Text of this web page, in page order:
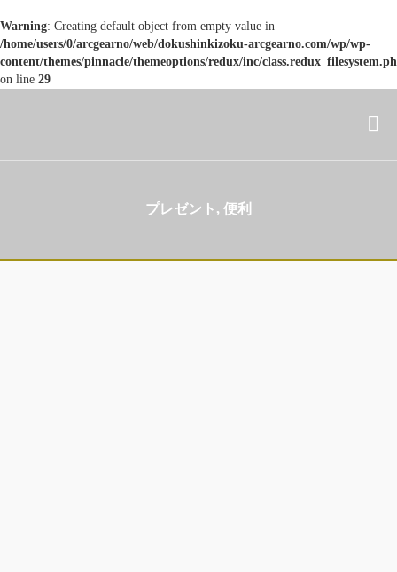
Warning: Creating default object from empty value in
/home/users/0/arcgearno/web/dokushinkizoku-arcgearno.com/wp/wp-
content/themes/pinnacle/themeoptions/redux/inc/
on line 29
プレゼント, 便利